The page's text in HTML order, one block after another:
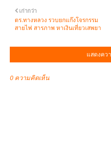
เก่ากว่า
ตร.ทางหลวง รวบยกแก๊งโจรกรรม
สายไฟ สารภาพ หาเงินเที่ยวเสพยา
แสดงคว
0 ความคิดเห็น